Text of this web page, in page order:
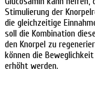
Stimulierung der
die gleichzeitige
soll die Kombination
den Knorpel zu
können die
erhöht werden.